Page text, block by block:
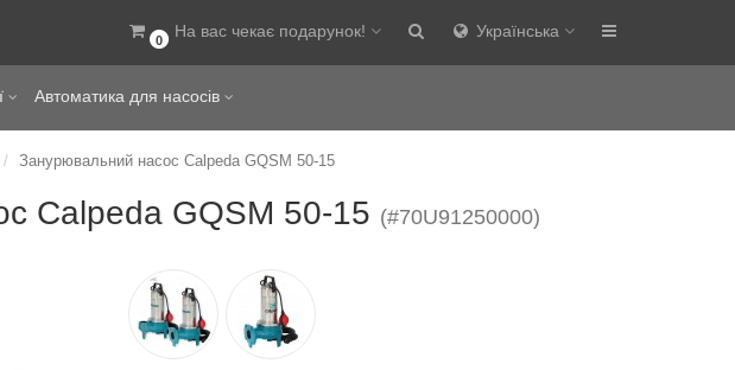
0
На вас чекає подарунок! Українська
Автоматика для насосів
Занурювальний насос Calpeda GQSM 50-15
Calpeda GQSM 50-15 (#70U91250000)